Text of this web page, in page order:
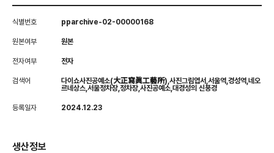
식별번호 pparchive-02-00000168
원본여부 원본
전자여부 전자
검색어
다이쇼사진공예소(大正寫眞工藝所),사진그림엽서,서울역,경성역,네오
르네상스,서울정차장,정차장,사진공예소,대경성의 신풍경
등록일자 2024.12.23
생산정보